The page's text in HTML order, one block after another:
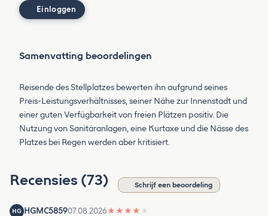
Einloggen
Samenvatting beoordelingen
Reisende des Stellplatzes bewerten ihn aufgrund seines
Preis-Leistungsverhältnisses, seiner Nähe zur Innenstadt und
einer guten Verfügbarkeit von freien Plätzen positiv. Die
Nutzung von Sanitäranlagen, eine Kurtaxe und die Nässe des
Platzes bei Regen werden aber kritisiert.
Recensies (73) Schrijf een beoordeling
HG HGMC585907.08.2026★ ★ ★ ★ ★